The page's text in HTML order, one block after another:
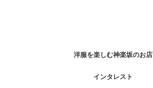
洋服を楽しむ神楽坂のお店
インタレスト